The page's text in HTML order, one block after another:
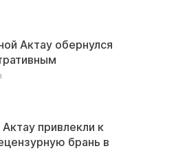
Актау обернулся
привлекли к
брань в